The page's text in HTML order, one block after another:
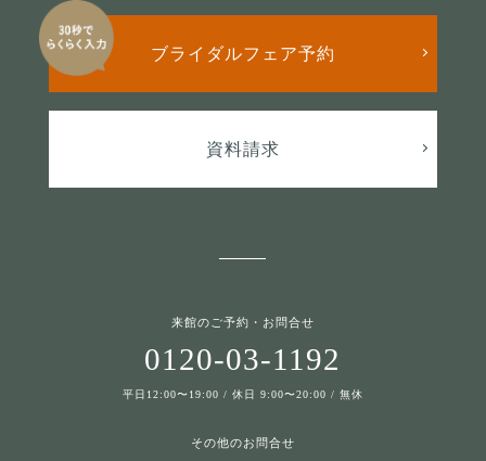
ブライダルフェア予約
資料請求
来館のご予約・お問合せ
0120-03-1192
平日12:00〜19:00 / 休日 9:00〜20:00 / 無休
その他のお問合せ